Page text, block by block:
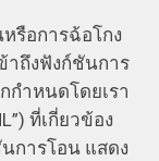
รือการฉ้อโกง
าถึงฟังก์ชันการ
กำหนดโดยเรา
ที่เกี่ยวข้อง
การโอน แสดง